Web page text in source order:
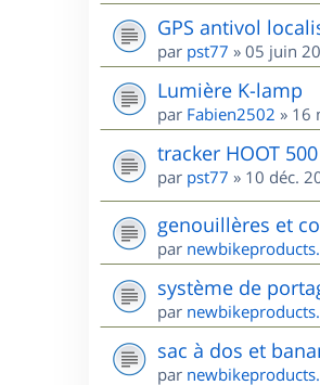
GPS antivol
par pst77 » 05 juin
Lumière K-lamp
par Fabien2502 » 16
tracker HOOT
par pst77 » 10 déc.
genouillères et
par
système de
par
sac à dos et
par